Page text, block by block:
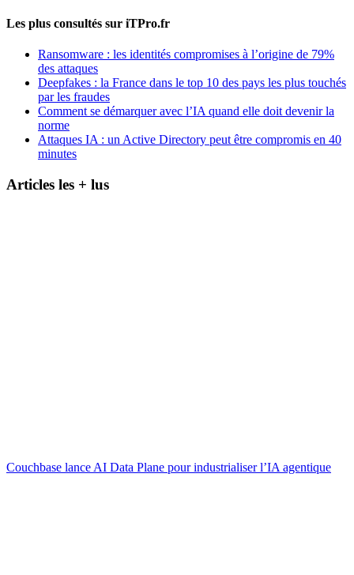
Les plus consultés sur iTPro.fr
Ransomware : les identités compromises à l’origine de 79%
des attaques
Deepfakes : la France dans le top 10 des pays les plus touchés
par les fraudes
Comment se démarquer avec l’IA quand elle doit devenir la
norme
Attaques IA : un Active Directory peut être compromis en 40
minutes
Articles les + lus
Couchbase lance AI Data Plane pour industrialiser l’IA agentique